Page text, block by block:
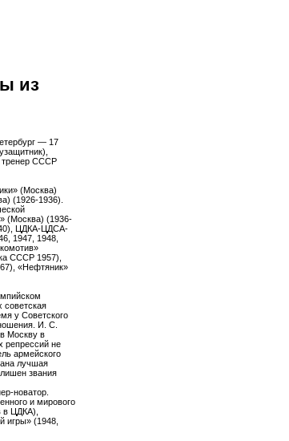
из
— 17
тренер СССР
(Москва)
(1926-1936).
(Москва) (1936-
ЦДКА-ЦДСА-
1947, 1948,
СССР 1957),
«Нефтяник»
советская
у Советского
И. С.
Москву в
репрессий не
армейского
лучшая
звания
новатор.
и мирового
в ЦДКА),
игры» (1948,